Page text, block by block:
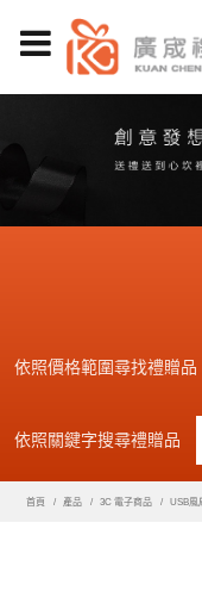
依照價格範圍尋找禮贈品
依照關鍵字搜尋禮贈品
首頁 產品 3C 電子商品 USB風